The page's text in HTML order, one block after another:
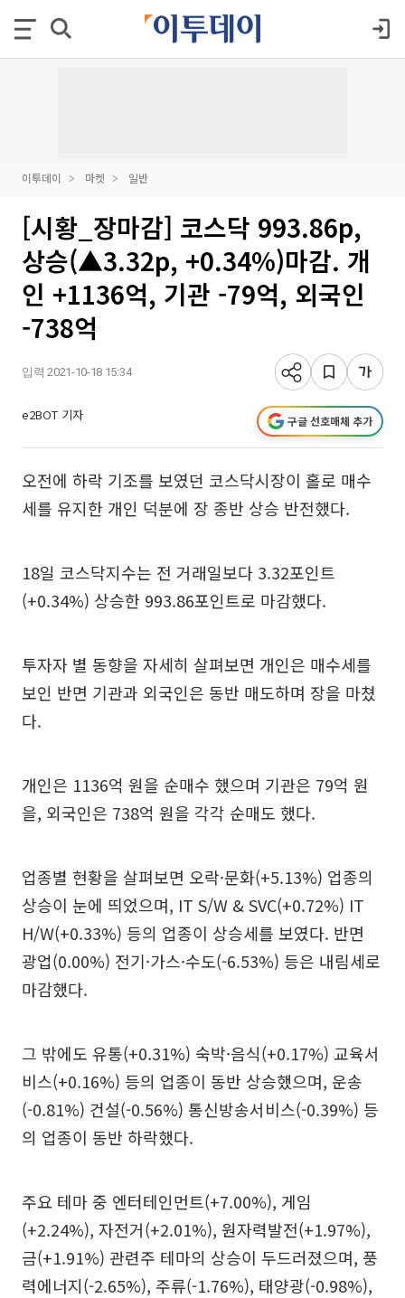
이투데이 마켓 일반
[시황_장마감] 코스닥 993.86p,
상승(▲3.32p, +0.34%)마감. 개
인 +1136억, 기관 -79억, 외국인
-738억
입력 2021-10-18 15:34
e2BOT 기자 구글 선호매체 추가
오전에 하락 기조를 보였던 코스닥시장이 홀로 매수
세를 유지한 개인 덕분에 장 종반 상승 반전했다.
18일 코스닥지수는 전 거래일보다 3.32포인트
(+0.34%) 상승한 993.86포인트로 마감했다.
투자자 별 동향을 자세히 살펴보면 개인은 매수세를
보인 반면 기관과 외국인은 동반 매도하며 장을 마쳤
다.
개인은 1136억 원을 순매수 했으며 기관은 79억 원
을, 외국인은 738억 원을 각각 순매도 했다.
업종별 현황을 살펴보면 오락·문화(+5.13%) 업종의
상승이 눈에 띄었으며, IT S/W & SVC(+0.72%) IT
H/W(+0.33%) 등의 업종이 상승세를 보였다. 반면
광업(0.00%) 전기·가스·수도(-6.53%) 등은 내림세로
마감했다.
그 밖에도 유통(+0.31%) 숙박·음식(+0.17%) 교육서
비스(+0.16%) 등의 업종이 동반 상승했으며, 운송
(-0.81%) 건설(-0.56%) 통신방송서비스(-0.39%) 등
의 업종이 동반 하락했다.
주요 테마 중 엔터테인먼트(+7.00%), 게임
(+2.24%), 자전거(+2.01%), 원자력발전(+1.97%),
금(+1.91%) 관련주 테마의 상승이 두드러졌으며, 풍
력에너지(-2.65%), 주류(-1.76%), 태양광(-0.98%),